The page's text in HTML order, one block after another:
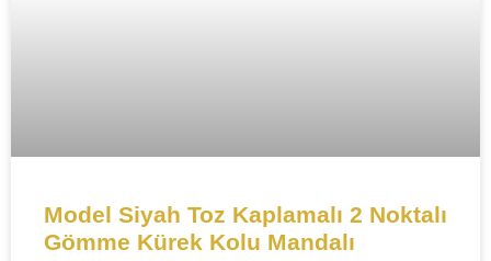
Model Siyah Toz Kaplamalı 2 Noktalı
Gömme Kürek Kolu Mandalı